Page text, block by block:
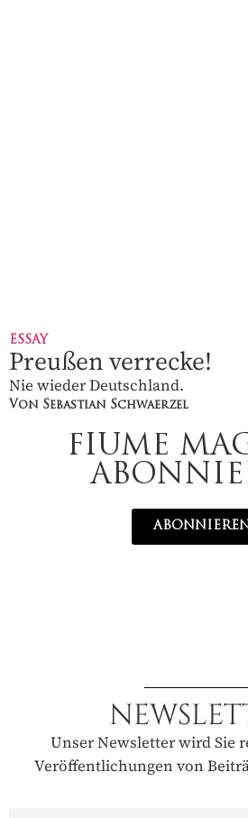
ESSAY
Preußen verrecke!
Nie wieder Deutschland.
Von Sebastian Schwaerzel
FIUME
Unser Newsletter wird Sie
Veröffentlichungen von